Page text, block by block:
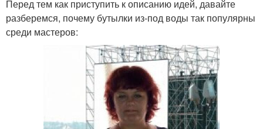
Перед тем как приступить к описанию идей, давайте
разберемся, почему бутылки из-под воды так популярны
среди мастеров: